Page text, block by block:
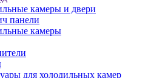
камеры и двери
панели
камеры
для холодильных камер